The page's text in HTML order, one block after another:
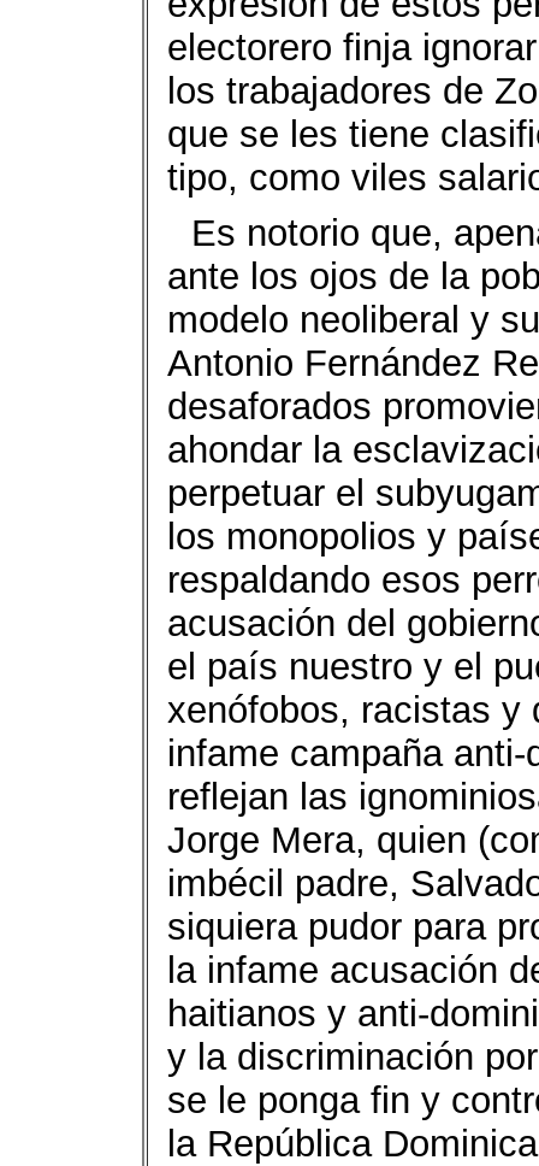
electorero finja
los trabajadores de
que se les tiene
tipo, como viles
Es notorio que,
ante los ojos de la
modelo neoliberal y
Antonio Fernández
desaforados
ahondar la
perpetuar el
los monopolios y
respaldando esos
acusación del
el país nuestro y el
xenófobos, racistas y
infame campaña
reflejan las
Jorge Mera, quien
imbécil padre,
siquiera pudor para
la infame acusación
haitianos y anti-
y la discriminación
se le ponga fin y
la República